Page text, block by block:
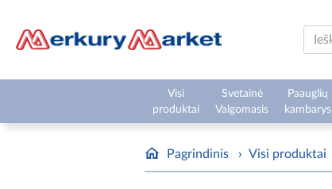
Visi
produktai
Svetainė
Valgomasis
Paauglių
kambarys
Pagrindinis › Visi produktai